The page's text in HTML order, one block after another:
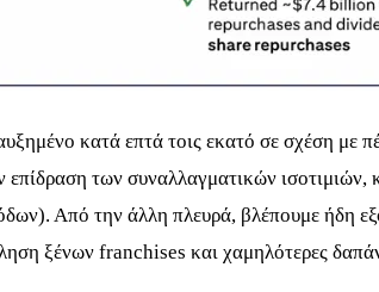
κατά επτά τοις εκατό σε σχέση με
των συναλλαγματικών
Από την άλλη πλευρά, βλέπουμε ήδη
ξένων franchises και χαμηλότερες